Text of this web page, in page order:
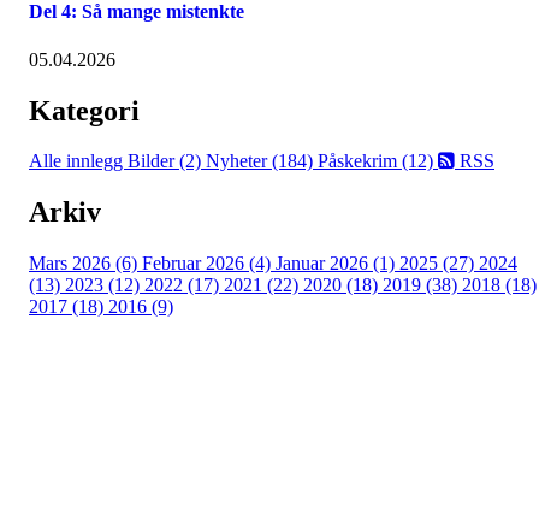
Del 4: Så mange mistenkte
05.04.2026
Kategori
Alle innlegg Bilder (2) Nyheter (184) Påskekrim (12) RSS
Arkiv
Mars 2026 (6) Februar 2026 (4) Januar 2026 (1) 2025 (27) 2024
(13) 2023 (12) 2022 (17) 2021 (22) 2020 (18) 2019 (38) 2018 (18)
2017 (18) 2016 (9)